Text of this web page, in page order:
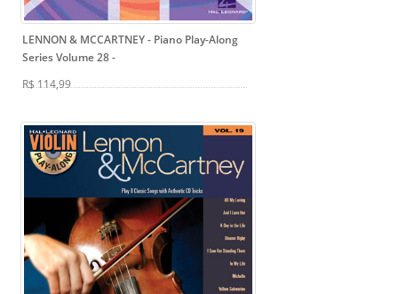
LENNON & MCCARTNEY - Piano Play-Along
Series Volume 28-
R$ 114,99